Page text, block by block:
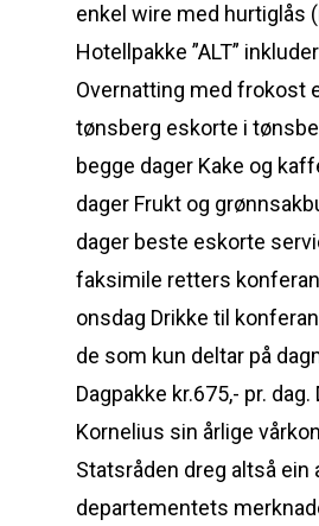
enkel wire med hurtiglås
Hotellpakke ”ALT”
Overnatting med frokost
tønsberg eskorte i
begge dager Kake og
dager Frukt og
dager beste eskorte
faksimile retters
onsdag Drikke til
de som kun deltar på
Dagpakke kr.675,- pr. dag.
Kornelius sin årlige
Statsråden dreg altså ein
departementets